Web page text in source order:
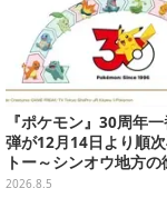
『ポケモン』30周年
弾が12月14日より順
トー～シンオウ地方
まった時計、ぬいぐる
2026.8.5